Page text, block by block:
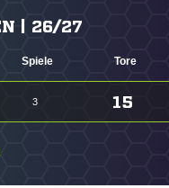
| 26/27
Spiele Tore
3 15